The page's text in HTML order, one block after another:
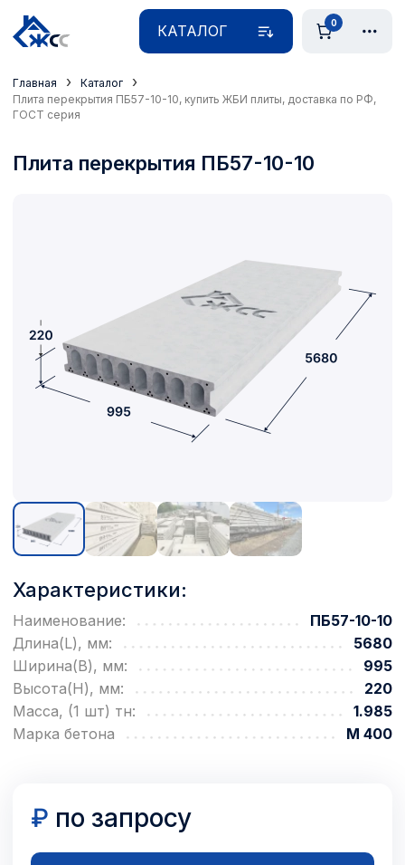
КАТАЛОГ 0
Главная › Каталог ›
Плита перекрытия ПБ57-10-10, купить ЖБИ плиты, доставка по РФ,
ГОСТ серия
Плита перекрытия ПБ57-10-10
Характеристики:
Наименование:
ПБ57-10-10
Длина(L), мм:
5680
Ширина(B), мм:
995
Высота(H), мм:
220
Масса, (1 шт) тн:
1.985
Марка бетона
М 400
₽ по запросу